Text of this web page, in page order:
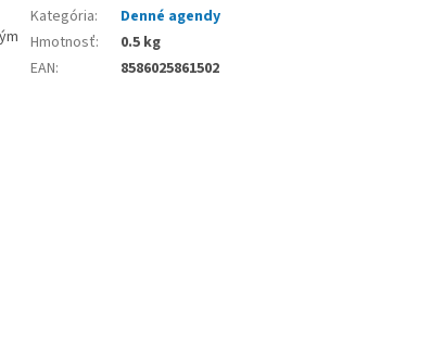
Kategória:
Denné agendy
Hmotnosť:
0.5 kg
EAN: 8586025861502